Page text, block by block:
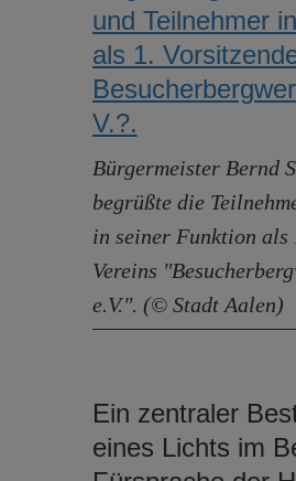
Bürgermeister Bernd
begrüßte die
in seiner Funktion als
Vereins
e.V.". (© Stadt Aalen)
Ein zentraler
eines Lichts im